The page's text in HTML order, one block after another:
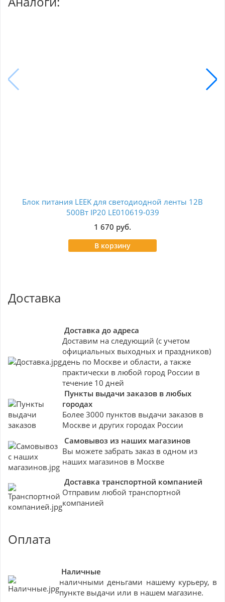
Блок питания LEEK для светодиодной ленты 12В
500Вт IP20 LE010619-039
1 670 руб.
В корзину
Доставка
Доставка до адреса
Доставим на следующий (с учетом
официальных выходных и праздников)
день по Москве и области, а также
практически в любой город России в
течение 10 дней
Пункты выдачи заказов в любых
городах
Более 3000 пунктов выдачи заказов в
Москве и других городах России
Самовывоз из наших магазинов
Вы можете забрать заказ в одном из
наших магазинов в Москве
Доставка транспортной компанией
Отправим любой транспортной
компанией
Оплата
Наличные
наличными деньгами нашему курьеру, в
пункте выдачи или в нашем магазине.